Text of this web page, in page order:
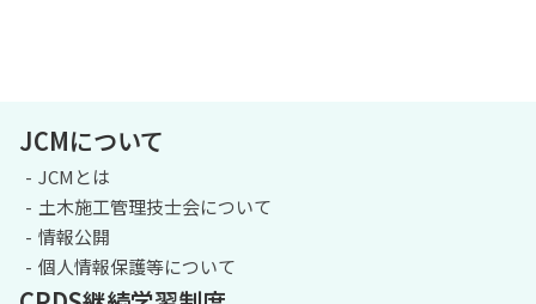
JCMについて
JCMとは
土木施工管理技士会について
情報公開
個人情報保護等について